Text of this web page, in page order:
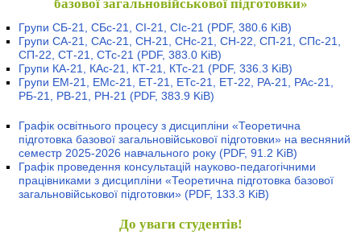
базової загальновійськової підготовки»
Групи СБ-21, СБс-21, СІ-21, СІс-21 (PDF, 380.6 KiB)
Групи СА-21, САс-21, СН-21, СНс-21, СН-22, СП-21, СПс-21,
СП-22, СТ-21, СТс-21 (PDF, 383.0 KiB)
Групи КА-21, КАс-21, КТ-21, КТс-21 (PDF, 336.3 KiB)
Групи ЕМ-21, ЕМс-21, ЕТ-21, ЕТс-21, ЕТ-22, РА-21, РАс-21,
РБ-21, РВ-21, РН-21 (PDF, 383.9 KiB)
Графік освітнього процесу з дисципліни «Теоретична
підготовка базової загальновійськової підготовки» на весняний
семестр 2025-2026 навчального року (PDF, 91.2 KiB)
Графік проведення консультацій науково-педагогічними
працівниками з дисципліни «Теоретична підготовка базової
загальновійськової підготовки» (PDF, 133.3 KiB)
До уваги студентів!